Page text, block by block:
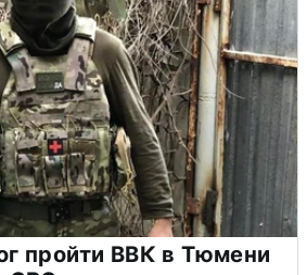
пройти ВВК в Тюмени